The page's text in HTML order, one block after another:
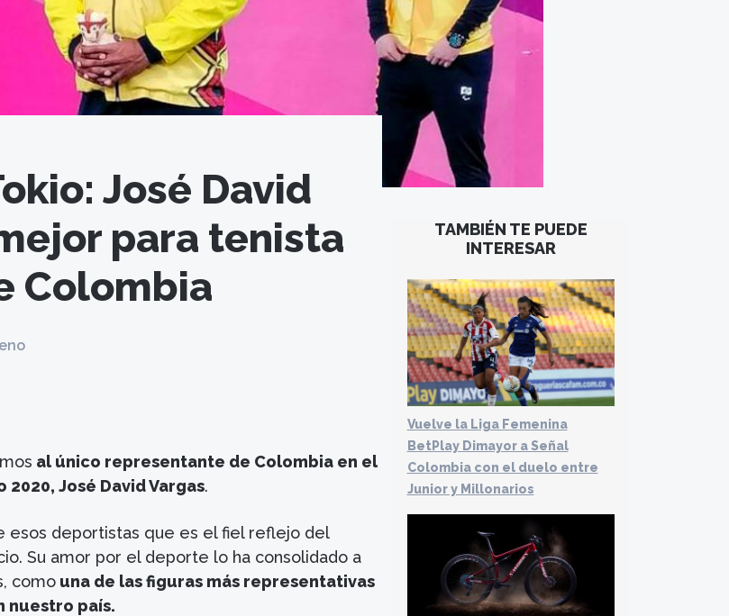
José David
para tenista
Colombia
al único representante de Colombia en el
José David Vargas.
esos deportistas que es el fiel reflejo del
Su amor por el deporte lo ha consolidado a
como una de las figuras más representativas
nuestro país.
TAMBIÉN TE PUEDE
INTERESAR
Vuelve la Liga Femenina
BetPlay Dimayor a Señal
Colombia con el duelo entre
Junior y Millonarios